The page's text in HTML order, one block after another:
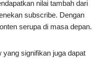
nilai tambah dari
subscribe. Dengan
serupa di masa depan.
yang signifikan juga dapat